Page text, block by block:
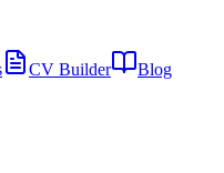
CV Builder Blog